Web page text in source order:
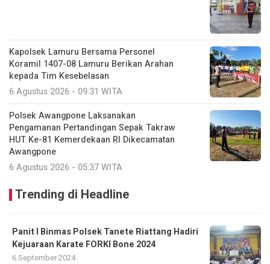
Kapolsek Lamuru Bersama Personel
Koramil 1407-08 Lamuru Berikan Arahan
kepada Tim Kesebelasan
6 Agustus 2026 - 09:31 WITA
Polsek Awangpone Laksanakan
Pengamanan Pertandingan Sepak Takraw
HUT Ke-81 Kemerdekaan RI Dikecamatan
Awangpone
6 Agustus 2026 - 05:37 WITA
Trending di Headline
Panit I Binmas Polsek Tanete Riattang Hadiri
Kejuaraan Karate FORKI Bone 2024
6 September 2024